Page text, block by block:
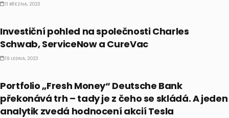
11 BŘEZNA, 2023
Investiční pohled na společnosti Charles
Schwab, ServiceNow a CureVac
19 LEDNA, 2023
Portfolio „Fresh Money“ Deutsche Bank
překonává trh – tady je z čeho se skládá. A jeden
analytik zvedá hodnocení akcií Tesla